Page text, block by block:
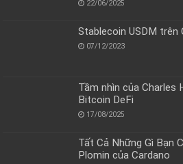
22/06/2025
Stablecoin USDM trên
07/12/2023
Tầm nhìn của Charles
Bitcoin DeFi
17/08/2025
Tất Cả Những Gì Bạn
Plomin của Cardano